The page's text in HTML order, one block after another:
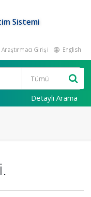
Sistemi
Araştırmacı Girişi English
Detaylı Arama